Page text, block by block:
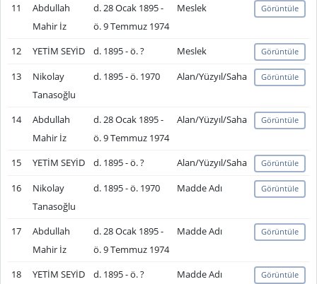
11
Abdullah
Mahir İz
d. 28 Ocak 1895 -
ö. 9 Temmuz 1974
Meslek Görüntüle
12 YETİM SEYİD d. 1895 - ö. ? Meslek Görüntüle
13
Nikolay
Tanasoğlu
d. 1895 - ö. 1970 Alan/Yüzyıl/Saha Görüntüle
14
Abdullah
Mahir İz
d. 28 Ocak 1895 -
ö. 9 Temmuz 1974
Alan/Yüzyıl/Saha Görüntüle
15 YETİM SEYİD d. 1895 - ö. ? Alan/Yüzyıl/Saha Görüntüle
16
Nikolay
Tanasoğlu
d. 1895 - ö. 1970 Madde Adı Görüntüle
17
Abdullah
Mahir İz
d. 28 Ocak 1895 -
ö. 9 Temmuz 1974
Madde Adı Görüntüle
18 YETİM SEYİD d. 1895 - ö. ? Madde Adı Görüntüle